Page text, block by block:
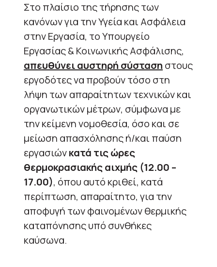
Στο πλαίσιο της τήρησης των
κανόνων για την Υγεία και Ασφάλεια
στην Εργασία, το Υπουργείο
Εργασίας & Κοινωνικής Ασφάλισης,
απευθύνει αυστηρή σύσταση στους
εργοδότες να προβούν τόσο στη
λήψη των απαραίτητων τεχνικών και
οργανωτικών μέτρων, σύμφωνα με
την κείμενη νομοθεσία, όσο και σε
μείωση απασχόλησης ή/και παύση
εργασιώνκατά τις ώρες
θερμοκρασιακής αιχμής (12.00 –
17.00), όπου αυτό κριθεί, κατά
περίπτωση, απαραίτητο, για την
αποφυγή των φαινομένων θερμικής
καταπόνησης υπό συνθήκες
καύσωνα.